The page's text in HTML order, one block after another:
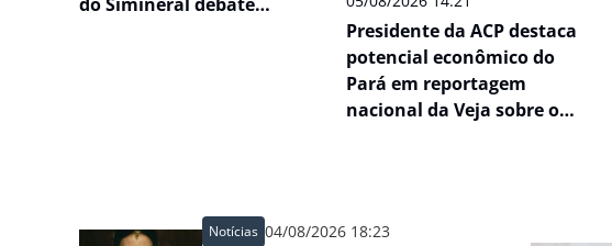
Presidente da ACP destaca
potencial econômico do
Pará em reportagem
nacional da Veja sobre o
Notícias 04/08/2026 18:23